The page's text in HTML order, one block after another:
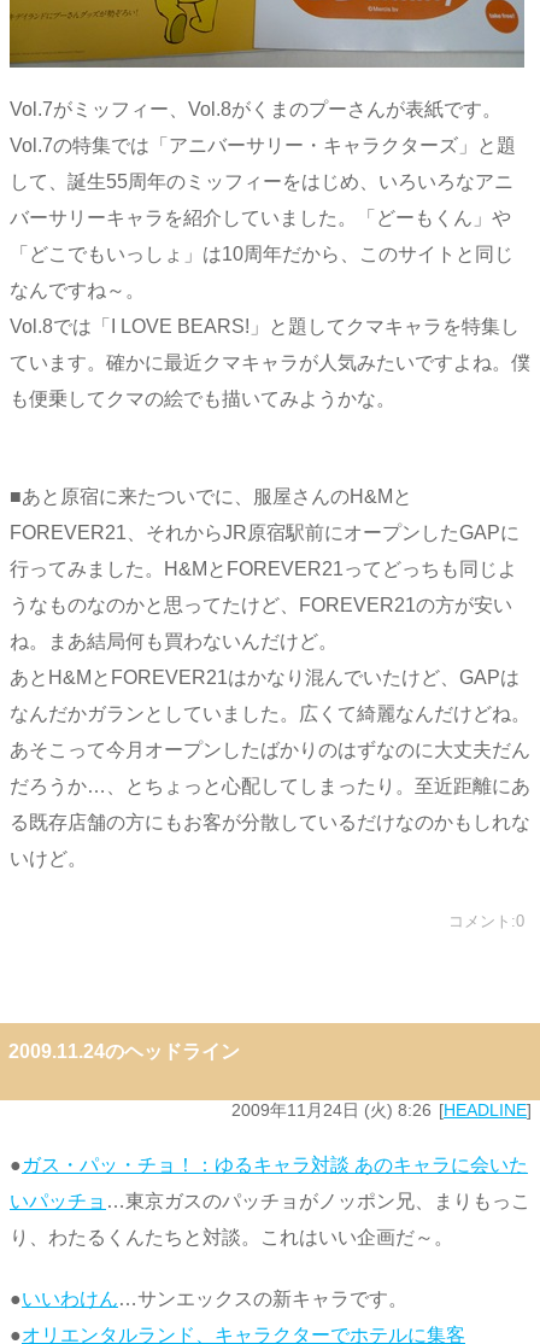
Vol.7がミッフィー、Vol.8がくまのプーさんが表紙です。
Vol.7の特集では「アニバーサリー・キャラクターズ」と題
して、誕生55周年のミッフィーをはじめ、いろいろなアニ
バーサリーキャラを紹介していました。「どーもくん」や
「どこでもいっしょ」は10周年だから、このサイトと同じ
なんですね～。
Vol.8では「I LOVE BEARS!」と題してクマキャラを特集し
ています。確かに最近クマキャラが人気みたいですよね。僕
も便乗してクマの絵でも描いてみようかな。
■あと原宿に来たついでに、服屋さんのH&Mと
FOREVER21、それからJR原宿駅前にオープンしたGAPに
行ってみました。H&MとFOREVER21ってどっちも同じよ
うなものなのかと思ってたけど、FOREVER21の方が安い
ね。まあ結局何も買わないんだけど。
あとH&MとFOREVER21はかなり混んでいたけど、GAPは
なんだかガランとしていました。広くて綺麗なんだけどね。
あそこって今月オープンしたばかりのはずなのに大丈夫だん
だろうか…、とちょっと心配してしまったり。至近距離にあ
る既存店舗の方にもお客が分散しているだけなのかもしれな
いけど。
コメント:0
2009.11.24のヘッドライン
2009年11月24日 (火) 8:26 HEADLINE
●ガス・パッ・チョ！：ゆるキャラ対談 あのキャラに会いた
いパッチョ …東京ガスのパッチョがノッポン兄、まりもっこ
り、わたるくんたちと対談。これはいい企画だ～。
●いいわけん…サンエックスの新キャラです。
●オリエンタルランド、キャラクターでホテルに集客